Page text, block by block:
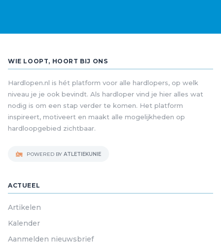
WIE LOOPT, HOORT BIJ ONS
Hardlopen.nl is hét platform voor alle hardlopers, op welk
niveau je je ook bevindt. Als hardloper vind je hier alles wat
nodig is om een stap verder te komen. Het platform
inspireert, motiveert en maakt alle mogelijkheden op
hardloopgebied zichtbaar.
POWERED BY ATLETIEKUNIE
ACTUEEL
Artikelen
Kalender
Aanmelden nieuwsbrief